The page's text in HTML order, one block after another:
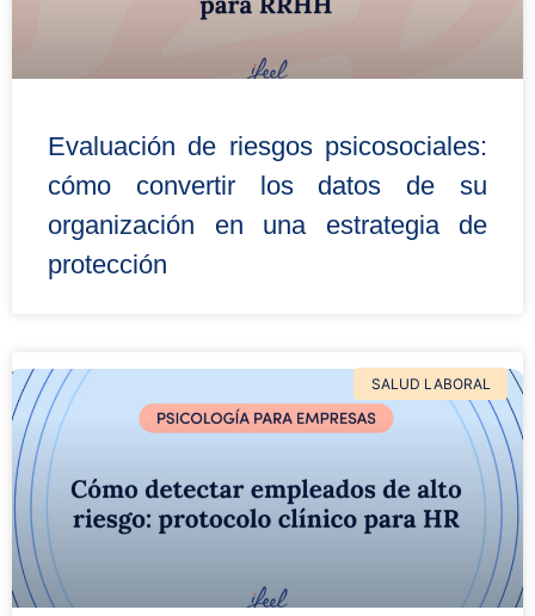
Evaluación de riesgos psicosociales:
cómo convertir los datos de su
organización en una estrategia de
protección
SALUD LABORAL